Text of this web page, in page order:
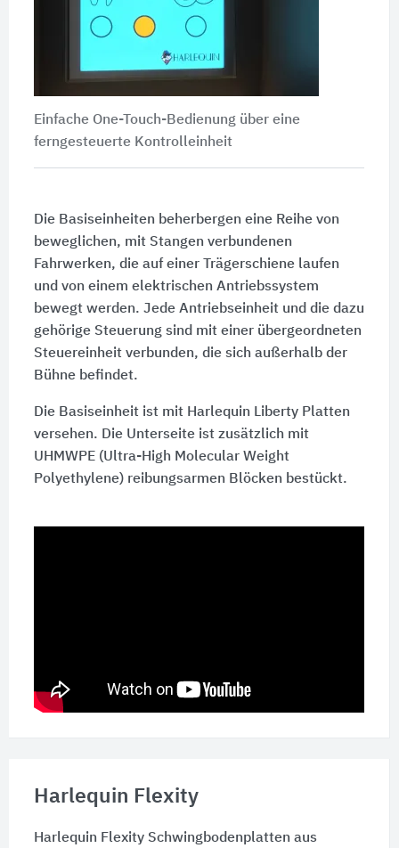
Einfache One-Touch-Bedienung über eine
ferngesteuerte Kontrolleinheit
Die Basiseinheiten beherbergen eine Reihe von
beweglichen, mit Stangen verbundenen
Fahrwerken, die auf einer Trägerschiene laufen
und von einem elektrischen Antriebssystem
bewegt werden. Jede Antriebseinheit und die dazu
gehörige Steuerung sind mit einer übergeordneten
Steuereinheit verbunden, die sich außerhalb der
Bühne befindet.
Die Basiseinheit ist mit Harlequin Liberty Platten
versehen. Die Unterseite ist zusätzlich mit
UHMWPE (Ultra-High Molecular Weight
Polyethylene) reibungsarmen Blöcken bestückt.
Harlequin Flexity
Harlequin Flexity Schwingbodenplatten aus